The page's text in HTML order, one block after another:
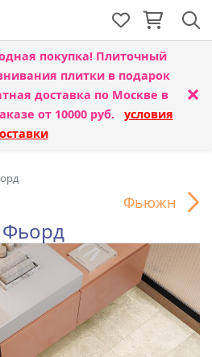
покупка! Плиточный
плитки в подарок
доставка по Москве в
от 10000 руб. условия
×
Фьюжн
Фьорд